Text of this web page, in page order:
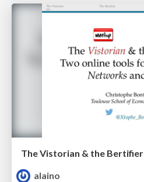
The Vistorian & the Bertifier
alaino